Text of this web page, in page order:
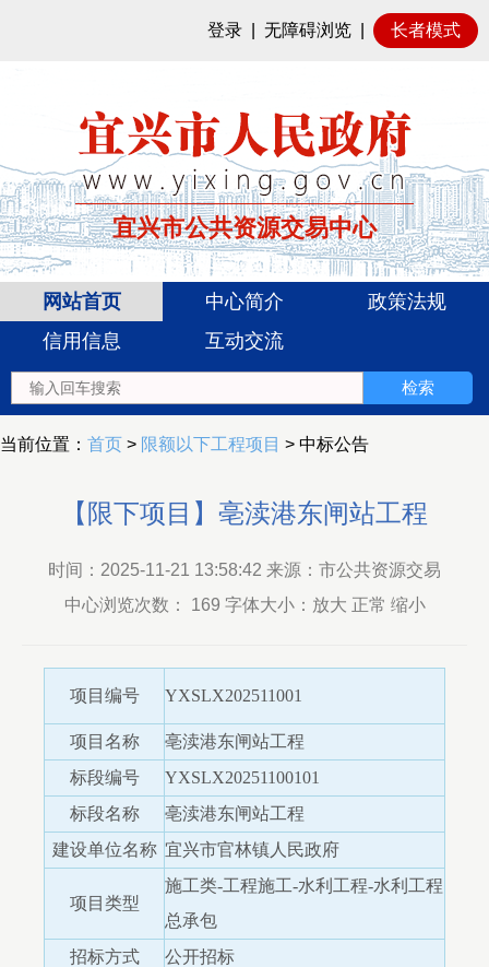
登录 无障碍浏览 长者模式
宜兴市公共资源交易中心
网站首页 中心简介
政策法规
信用信息
互动交流
当前位置： 首页 > 限额以下工程项目 > 中标公告
【限下项目】亳渎港东闸站工程
时间：2025-11-21 13:58:42 来源：市公共资源交易
中心浏览次数： 169 字体大小：放大 正常 缩小
项目编号 YXSLX202511001
项目名称
亳渎港东闸站工程
标段编号
YXSLX20251100101
标段名称
亳渎港东闸站工程
建设单位名称 宜兴市官林镇人民政府
项目类型
施工类-工程施工-水利工程-水利工程
总承包
招标方式
公开招标